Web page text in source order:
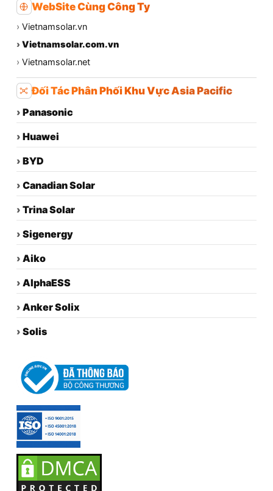
WebSite Cùng Công Ty
› Vietnamsolar.vn
› Vietnamsolar.com.vn
› Vietnamsolar.net
Đối Tác Phân Phối Khu Vực Asia Pacific
› Panasonic
› Huawei
› BYD
› Canadian Solar
› Trina Solar
› Sigenergy
› Aiko
› AlphaESS
› Anker Solix
› Solis